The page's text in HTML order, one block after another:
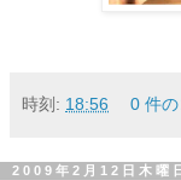
時刻: 18:56 0 件
2009年2月12日木曜日